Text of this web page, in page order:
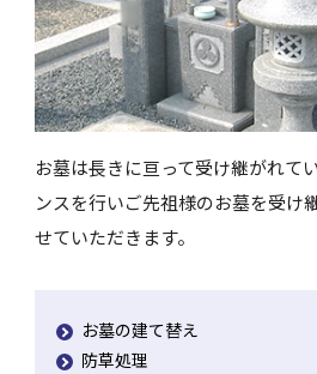
お墓は長きに亘って受け継がれて
ンスを行いご先祖様のお墓を受け
せていただきます。
お墓の建て替え
防草処理